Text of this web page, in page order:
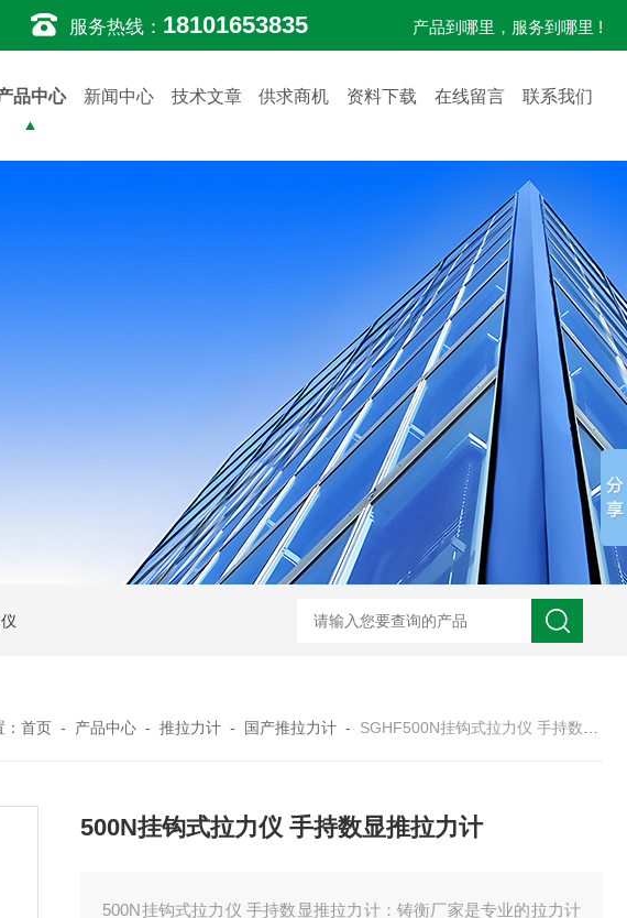
服务热线： 18101653835 产品到哪里，服务到哪里 !
品中心 新闻中心 技术文章 供求商机 资料下载 在线留言 联系我们
：首页 - 产品中心 -推拉力计 - 国产推拉力计 - SGHF500N挂钩式拉力仪 手持数显推拉力计
500N挂钩式拉力仪 手持数显推拉力计
500N挂钩式拉力仪 手持数显推拉力计：铸衡厂家是专业的拉力计